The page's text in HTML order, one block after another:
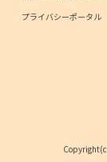
プライバシーポータル